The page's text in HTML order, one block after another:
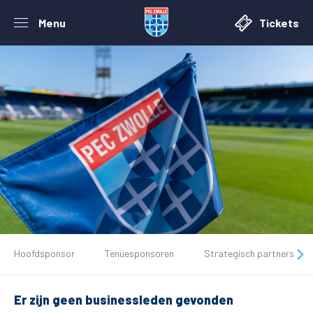
Menu Tickets
Tickets
Matchdays
Hoofdsponsor Tenuesponsoren Strategisch partners
Er zijn geen businessleden gevonden